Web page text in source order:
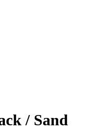
/ Sand